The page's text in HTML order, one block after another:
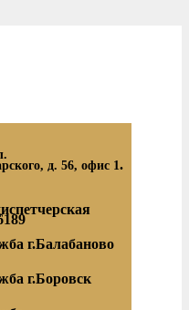
д. 56, офис 1.
г.Балабаново
г.Боровск